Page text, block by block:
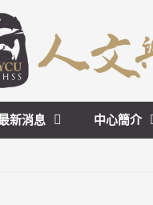
新消息 中心簡介